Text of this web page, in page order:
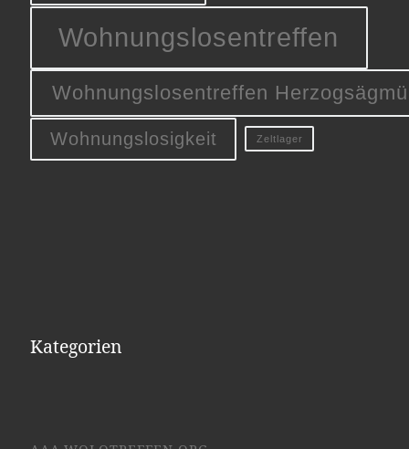
Wohnungslosentreffen
Wohnungslosentreffen
Wohnungslosigkeit Zeltlager
Kategorien